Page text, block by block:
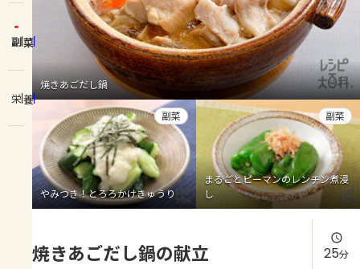
コンテンツ
レシピ
トーク
よくあるお問い合わせ
お買い物
AJINOMOTO PARK とは
ピーマン
みょうが ゴーヤ
副菜
栄養
焼きあごだし鍋
やみつき！とろろかけきゅうり
副菜
まるごとピーマンのレンチン煮浸
し
副菜
焼きあごだし鍋の献立 25分